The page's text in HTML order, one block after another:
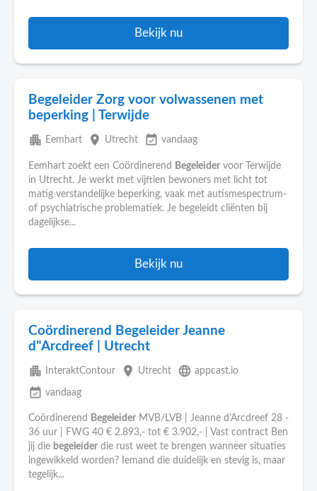
Bekijk nu
Begeleider Zorg voor volwassenen met
beperking | Terwijde
apartment Eemhart place Utrecht event_available vandaag
Eemhart zoekt een Coördinerend Begeleider voor Terwijde
in Utrecht. Je werkt met vijftien bewoners met licht tot
matig verstandelijke beperking, vaak met autismespectrum-
of psychiatrische problematiek. Je begeleidt cliënten bij
dagelijkse...
Bekijk nu
Coördinerend Begeleider Jeanne
d"Arcdreef | Utrecht
apartment InteraktContour place Utrecht language appcast.io
event_available vandaag
Coördinerend Begeleider MVB/LVB | Jeanne d’Arcdreef 28 -
36 uur | FWG 40 € 2.893,- tot € 3.902,- | Vast contract Ben
jij die begeleider die rust weet te brengen wanneer situaties
ingewikkeld worden? Iemand die duidelijk en stevig is, maar
tegelijk...